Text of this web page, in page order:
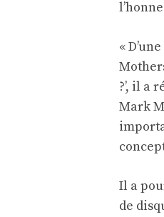
«
?’, il a
Mark
Il a
de